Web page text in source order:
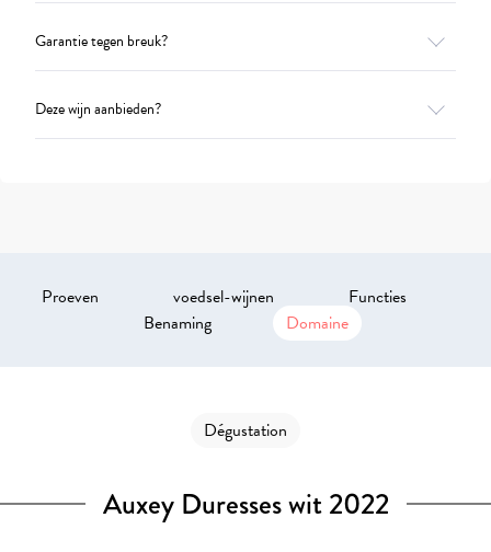
Garantie tegen breuk?
Deze wijn aanbieden?
Proeven voedsel-wijnen
Functies
Benaming
Domaine
Dégustation
Auxey Duresses wit 2022